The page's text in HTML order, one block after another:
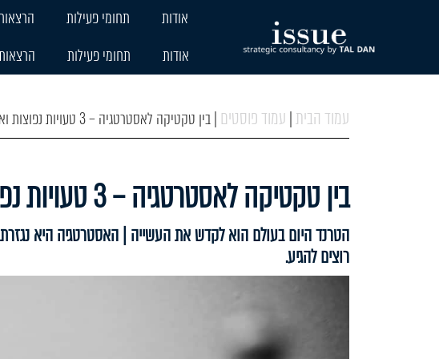
אודות תחומי פעילות
אודות
תחומי פעילות
עמוד הבית| עמוד פוסטים |בין טקטיקה לאסטרטגיה – 3 טעויות נפוצות ואיך להימנע מהן
בין טקטיקה לאסטרטגיה – 3 טעויות נפוצות ואיך להימנע מהן
הטרנד היום בעולם הוא לקדש את העשייה | האסטרטגיה היא
רוצים להגיע.